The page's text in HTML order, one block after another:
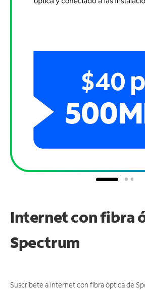
Internet con fibra
Spectrum
Suscríbete a Internet con fibra óptica de